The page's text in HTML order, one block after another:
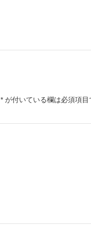
*が付いている欄は必須項目